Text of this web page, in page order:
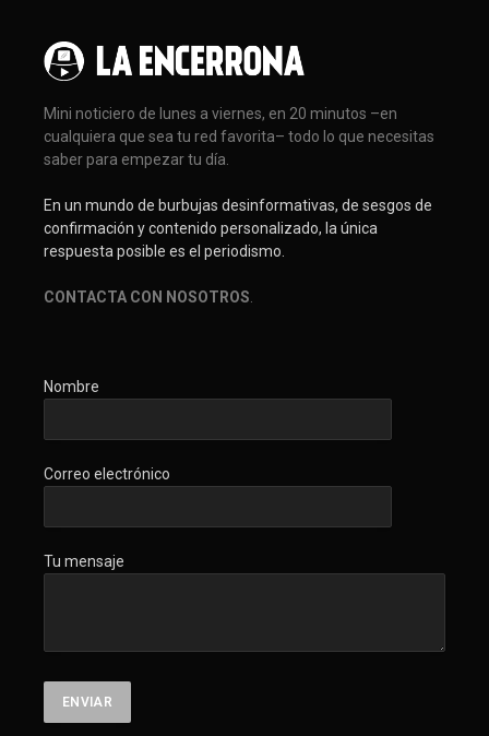
Mini noticiero de lunes a viernes, en 20 minutos –en
cualquiera que sea tu red favorita– todo lo que necesitas
saber para empezar tu día.
En un mundo de burbujas desinformativas, de sesgos de
confirmación y contenido personalizado, la única
respuesta posible es el periodismo.
CONTACTA CON NOSOTROS
Nombre
Correo electrónico
Tu mensaje